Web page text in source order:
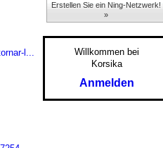
l...
Erstellen Sie ein Ning-Netzwerk!
»
Willkommen bei
Korsika
Anmelden